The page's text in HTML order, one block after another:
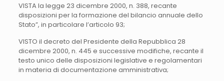
VISTA la legge 23 dicembre 2000, n. 388, recante
disposizioni per la formazione del bilancio annuale dello
Stato”, in particolare l’articolo 93;
VISTO il decreto del Presidente della Repubblica 28
dicembre 2000, n. 445 e successive modifiche, recante il
testo unico delle disposizioni legislative e regolamentari
in materia di documentazione amministrativa;